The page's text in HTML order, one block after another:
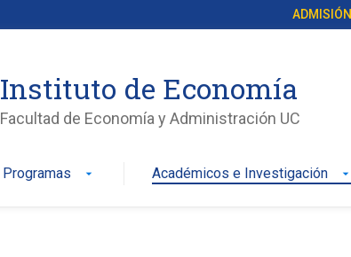
ADMISIÓN
Instituto de Economía
Facultad de Economía y Administración UC
Programas arrow_drop_down Académicos e Investigación arrow_drop_down